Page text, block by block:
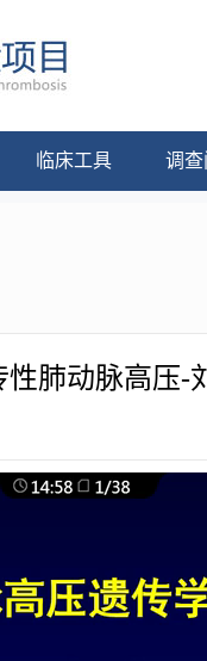
临床工具 调
性肺动脉高压-